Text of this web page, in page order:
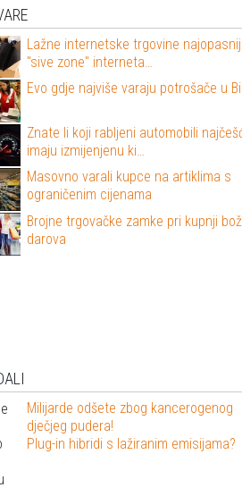
Lažne internetske trgovine
"sive zone" interneta…
Evo gdje najviše varaju potrošače u
Znate li koji rabljeni automobili
imaju izmijenjenu ki…
Masovno varali kupce na artiklima s
ograničenim cijenama
Brojne trgovačke zamke pri kupnji
darova
Milijarde odšete zbog kancerogenog
dječjeg pudera!
Plug-in hibridi s lažiranim emisijama?